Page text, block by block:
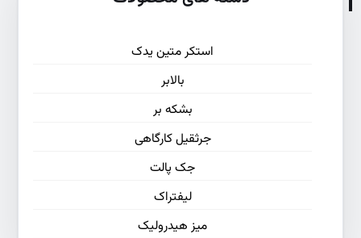
استکر متین یدک
بالابر
بشکه بر
جرثقیل کارگاهی
جک پالت
لیفتراک
میز هیدرولیک